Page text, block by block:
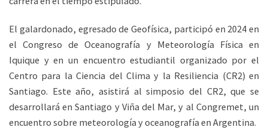
El galardonado, egresado de Geofísica, participó en 2024 en
el Congreso de Oceanografía y Meteorología Física en
Iquique y en un encuentro estudiantil organizado por el
Centro para la Ciencia del Clima y la Resiliencia (CR2) en
Santiago. Este año, asistirá al simposio del CR2, que se
desarrollará en Santiago y Viña del Mar, y al Congremet, un
encuentro sobre meteorología y oceanografía en Argentina.